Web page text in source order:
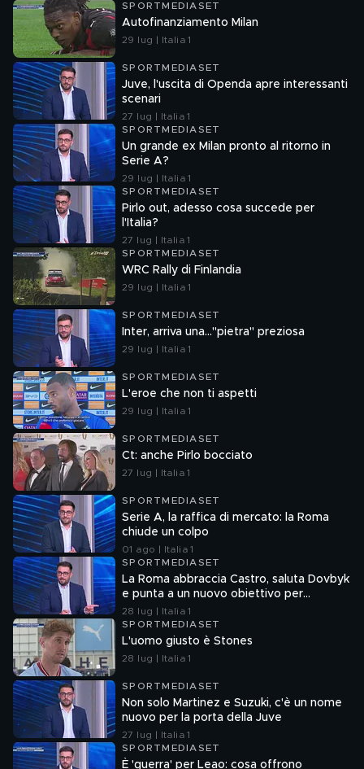
SPORTMEDIASET
Autofinanziamento Milan
29 lug | Italia 1
SPORTMEDIASET
Juve, l'uscita di Openda apre interessanti
scenari
27 lug | Italia 1
SPORTMEDIASET
Un grande ex Milan pronto al ritorno in
Serie A?
29 lug | Italia 1
SPORTMEDIASET
Pirlo out, adesso cosa succede per
l'Italia?
27 lug | Italia 1
SPORTMEDIASET
WRC Rally di Finlandia
29 lug | Italia 1
SPORTMEDIASET
Inter, arriva una..."pietra" preziosa
29 lug | Italia 1
SPORTMEDIASET
L'eroe che non ti aspetti
29 lug | Italia 1
SPORTMEDIASET
Ct: anche Pirlo bocciato
27 lug | Italia 1
SPORTMEDIASET
Serie A, la raffica di mercato: la Roma
chiude un colpo
01 ago | Italia 1
SPORTMEDIASET
La Roma abbraccia Castro, saluta Dovbyk
e punta a un nuovo obiettivo per
l'attacco
28 lug | Italia 1
SPORTMEDIASET
L'uomo giusto è Stones
28 lug | Italia 1
SPORTMEDIASET
Non solo Martinez e Suzuki, c'è un nome
nuovo per la porta della Juve
27 lug | Italia 1
SPORTMEDIASET
È 'guerra' per Leao: cosa offrono